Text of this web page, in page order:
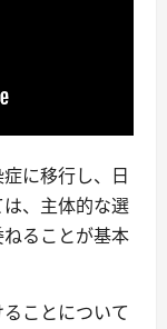
に移行し、日
、主体的な選
ることが基本
ことについて